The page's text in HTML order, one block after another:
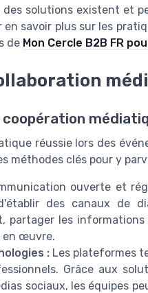
solutions existent et
en savoir plus sur les
de Mon Cercle B2B FR
réussie lors des
méthodes clés pour y
ouverte et
des canaux de
les informations
en œuvre.
: Les plateformes
Grâce aux
sociaux, les équipes